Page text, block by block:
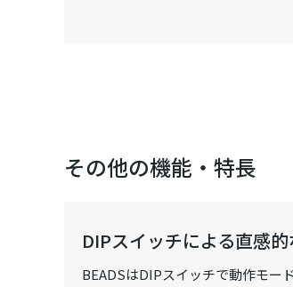
その他の機能・特長
DIPスイッチによる直感
BEADSはDIPスイッチで動作モー